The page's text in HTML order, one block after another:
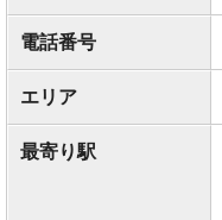
電話番号
エリア
最寄り駅